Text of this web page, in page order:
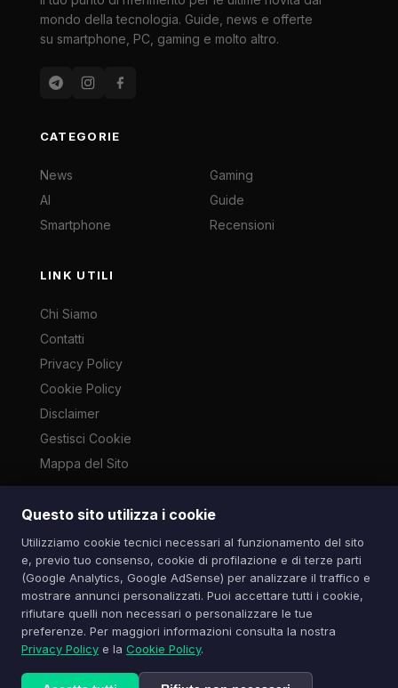
Questo sito utilizza i cookie
Utilizziamo cookie tecnici necessari al funzionamento del sito
e, previo tuo consenso, cookie di profilazione e di terze parti
(Google Analytics, Google AdSense) per analizzare il traffico e
mostrare annunci personalizzati. Puoi accettare tutti i cookie,
rifiutare quelli non necessari o personalizzare le tue
preferenze. Per maggiori informazioni consulta la nostra
Privacy Policy e la Cookie Policy.
mondo della tecnologia. Guide, news e offerte
su smartphone, PC, gaming e molto altro.
CATEGORIE
News
AI
Smartphone
Gaming
Guide
Recensioni
LINK UTILI
Chi Siamo
Contatti
Privacy Policy
Cookie Policy
Disclaimer
Gestisci Cookie
Mappa del Sito
Le immagini presenti su questo sito sono di proprietà dei
cronaca ai sensi dell'art. 70 L. 633/1941. Contatti:
info@spazioitech.it
© 2026 Spazio iTech — Seven Trade SRLS — P.IVA:
04077740985